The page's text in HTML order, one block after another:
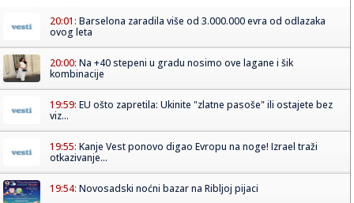
20:01: Barselona zaradila više od 3.000.000 evra od odlazaka
ovog leta
20:00: Na +40 stepeni u gradu nosimo ove lagane i šik
kombinacije
19:59: EU ošto zapretila: Ukinite "zlatne pasoše" ili ostajete bez
viz...
19:55: Kanje Vest ponovo digao Evropu na noge! Izrael traži
otkazivanje...
19:54: Novosadski noćni bazar na Ribljoj pijaci